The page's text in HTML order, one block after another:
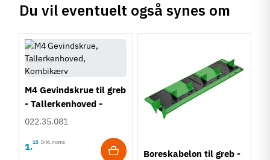
Du vil eventuelt også synes om
M4 Gevindskrue til greb
- Tallerkenhoved -
Krydskærv
022.35.081
1,15 Inkl. moms
Boreskabelon til greb -